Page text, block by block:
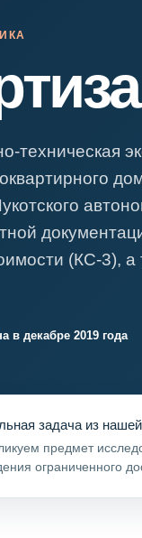
экспертиза
экспертиза
на экспертное
экспертиза
техническая
(КС-3),
в декабре 2019 года
задача из
предмет
ограниченного